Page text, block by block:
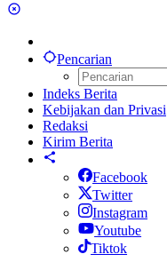
Pencarian
Indeks Berita
Kebijakan dan Privasi
Redaksi
Kirim Berita
Facebook
Twitter
Instagram
Youtube
Tiktok